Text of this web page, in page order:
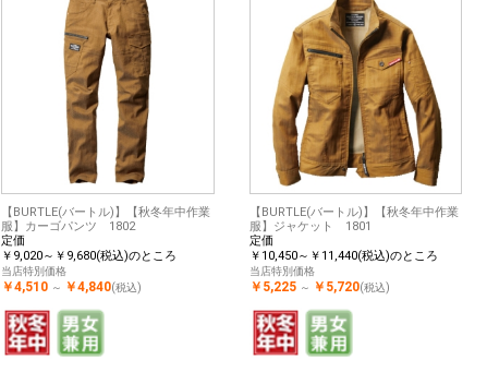
【BURTLE(バートル)】【秋冬年中作業
服】カーゴパンツ 1802
定価
￥9,020～￥9,680(税込)のところ
当店特別価格
￥4,510 ～ ￥4,840(税込)
【BURTLE(バートル)】【秋冬年中作業
服】ジャケット 1801
定価
￥10,450～￥11,440(税込)のところ
当店特別価格
￥5,225 ～ ￥5,720(税込)